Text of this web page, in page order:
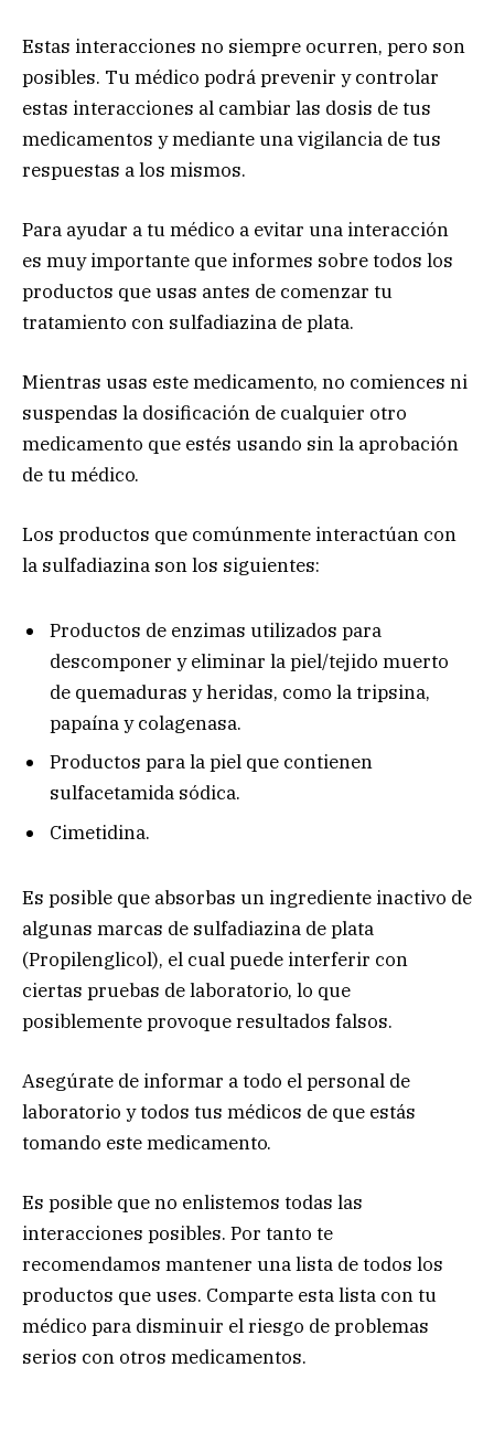
Estas interacciones no siempre ocurren, pero son
posibles. Tu médico podrá prevenir y controlar
estas interacciones al cambiar las dosis de tus
medicamentos y mediante una vigilancia de tus
respuestas a los mismos.
Para ayudar a tu médico a evitar una interacción
es muy importante que informes sobre todos los
productos que usas antes de comenzar tu
tratamiento con sulfadiazina de plata.
Mientras usas este medicamento, no comiences ni
suspendas la dosificación de cualquier otro
medicamento que estés usando sin la aprobación
de tu médico.
Los productos que comúnmente interactúan con
la sulfadiazina son los siguientes:
Productos de enzimas utilizados para
descomponer y eliminar la piel/tejido muerto
de quemaduras y heridas, como la tripsina,
papaína y colagenasa.
Productos para la piel que contienen
sulfacetamida sódica.
Cimetidina.
Es posible que absorbas un ingrediente inactivo de
algunas marcas de sulfadiazina de plata
(Propilenglicol), el cual puede interferir con
ciertas pruebas de laboratorio, lo que
posiblemente provoque resultados falsos.
Asegúrate de informar a todo el personal de
laboratorio y todos tus médicos de que estás
tomando este medicamento.
Es posible que no enlistemos todas las
interacciones posibles. Por tanto te
recomendamos mantener una lista de todos los
productos que uses. Comparte esta lista con tu
médico para disminuir el riesgo de problemas
serios con otros medicamentos.